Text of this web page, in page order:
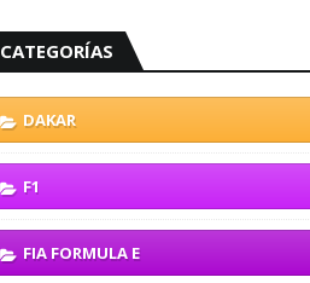
CATEGORÍAS
DAKAR
F1
FIA FORMULA E